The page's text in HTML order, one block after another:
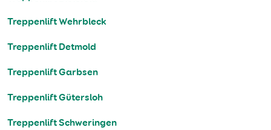
Treppenlift Wehrbleck
Treppenlift Detmold
Treppenlift Garbsen
Treppenlift Gütersloh
Treppenlift Schweringen